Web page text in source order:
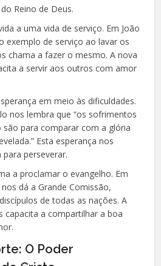
Reino de Deus.
a uma vida de serviço. Em João
exemplo de serviço ao lavar os
chama a fazer o mesmo. A nova
a servir aos outros com amor
em meio às dificuldades.
nos lembra que “os sofrimentos
para comparar com a glória
Esta esperança nos
perseverar.
a proclamar o evangelho. Em
dá a Grande Comissão,
de todas as nações. A
capacita a compartilhar a boa
O Poder